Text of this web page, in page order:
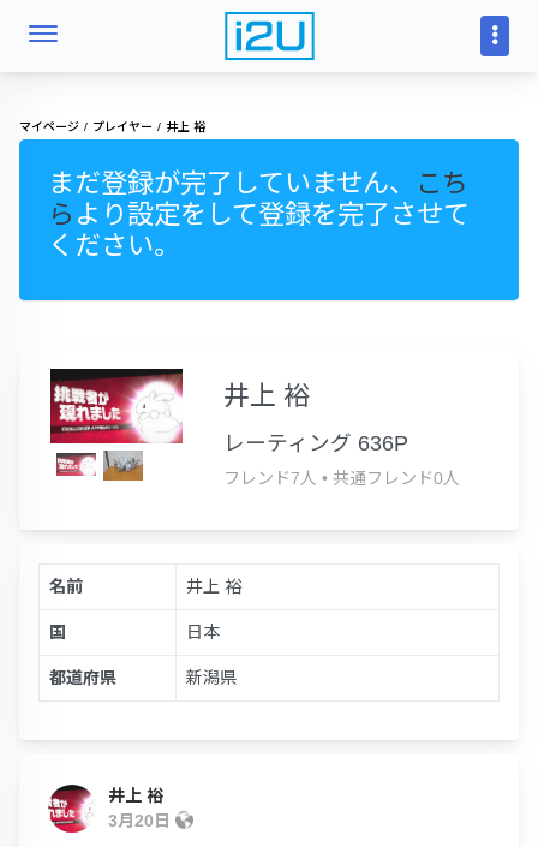
マイページ プレイヤー 井上 裕
まだ登録が完了していません、
こち
ら より設定をして登録を完了させて
ください。
井上 裕
レーティング 636P
フレンド7人 • 共通フレンド0人
名前 井上 裕
国 日本
都道府県 新潟県
井上 裕
3月20日